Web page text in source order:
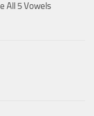
All 5 Vowels